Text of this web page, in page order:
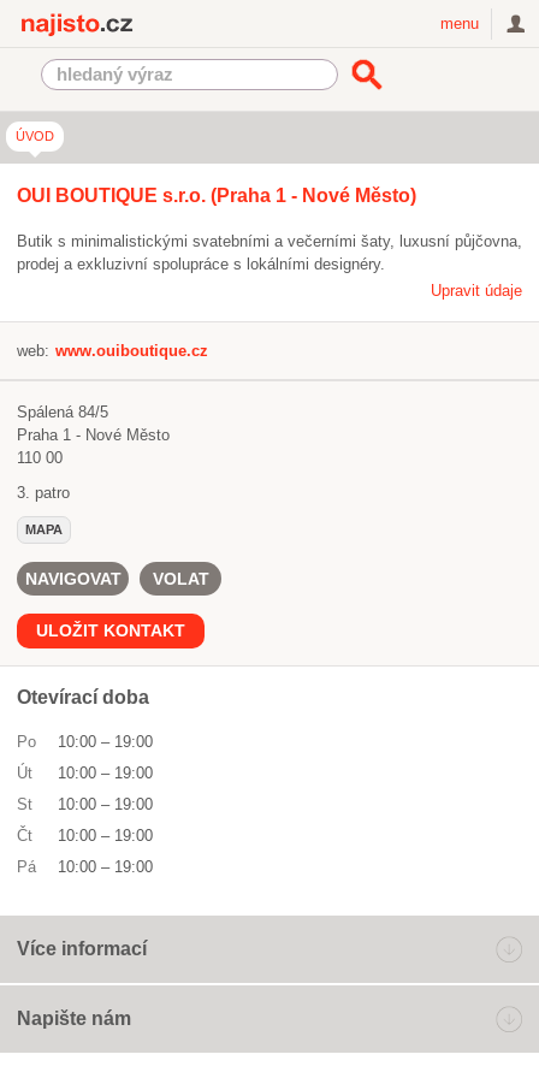
menu
ÚVOD
OUI BOUTIQUE s.r.o. (Praha 1 - Nové Město)
Butik s minimalistickými svatebními a večerními šaty, luxusní půjčovna,
prodej a exkluzivní spolupráce s lokálními designéry.
Upravit údaje
web: www.ouiboutique.cz
Spálená 84/5
Praha 1 - Nové Město
110 00
3. patro
MAPA
NAVIGOVAT VOLAT
ULOŽIT KONTAKT
Otevírací doba
Po 10:00 – 19:00
Út
10:00 – 19:00
St
10:00 – 19:00
Čt
10:00 – 19:00
Pá
10:00 – 19:00
Více informací
Napište nám